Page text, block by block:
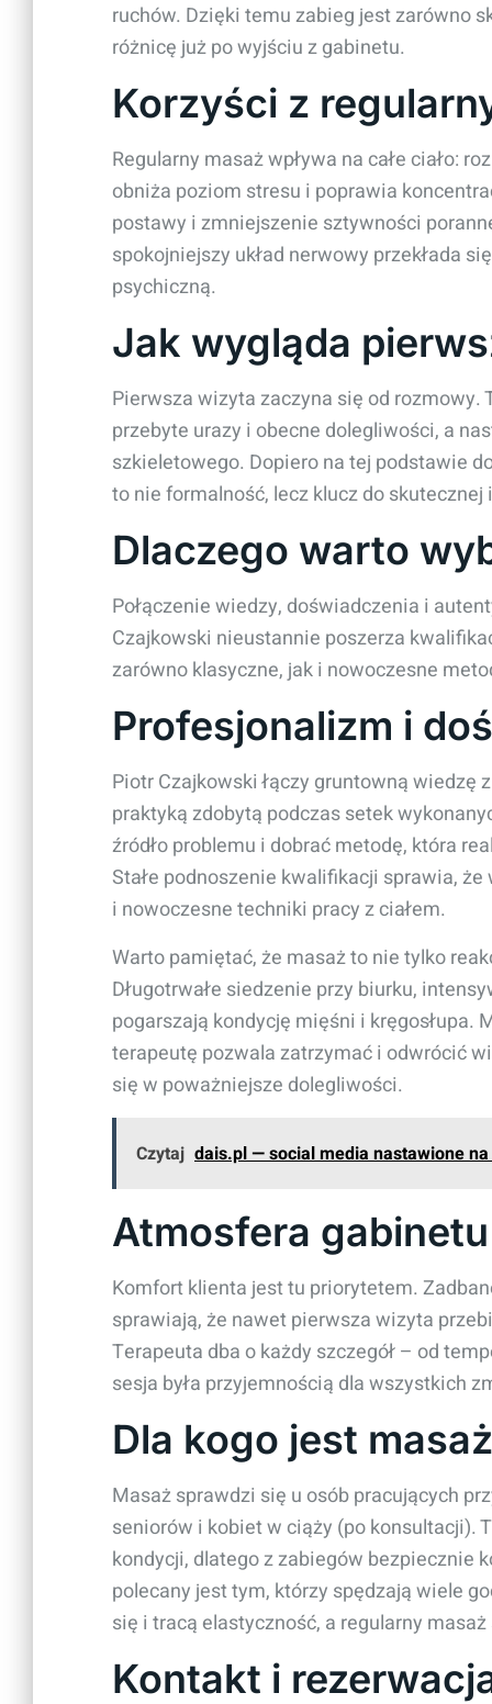
ruchów. Dzięki temu zabieg jest zarówno
różnicę już po wyjściu z gabinetu.
Korzyści z
Regularny masaż wpływa na całe ciało:
obniża poziom stresu i poprawia
postawy i zmniejszenie sztywności
spokojniejszy układ nerwowy przekłada
psychiczną.
Jak wygląda
Pierwsza wizyta zaczyna się od rozmowy.
przebyte urazy i obecne dolegliwości, a
szkieletowego. Dopiero na tej podstawie
to nie formalność, lecz klucz do
Dlaczego warto
Połączenie wiedzy, doświadczenia i
Czajkowski nieustannie poszerza
zarówno klasyczne, jak i nowoczesne
Profesjonalizm i
Piotr Czajkowski łączy gruntowną
praktyką zdobytą podczas setek
źródło problemu i dobrać metodę, która
Stałe podnoszenie kwalifikacji sprawia,
i nowoczesne techniki pracy z ciałem.
Warto pamiętać, że masaż to nie tylko
Długotrwałe siedzenie przy biurku,
pogarszają kondycję mięśni i
terapeutę pozwala zatrzymać i odwrócić
się w poważniejsze dolegliwości.
Czytaj dais.pl — social media nastawione
Atmosfera gabinetu
Komfort klienta jest tu priorytetem.
sprawiają, że nawet pierwsza wizyta
Terapeuta dba o każdy szczegół – od
sesja była przyjemnością dla wszystkich
Dla kogo jest
Masaż sprawdzi się u osób pracujących
seniorów i kobiet w ciąży (po konsultacji).
kondycji, dlatego z zabiegów bezpiecznie
polecany jest tym, którzy spędzają wiele
się i tracą elastyczność, a regularny
Kontakt i